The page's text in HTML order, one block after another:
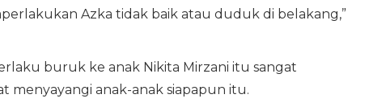
Azka tidak baik atau duduk di belakang,”
buruk ke anak Nikita Mirzani itu sangat
menyayangi anak-anak siapapun itu.